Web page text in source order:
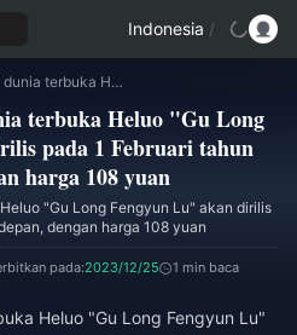
Indonesia /
RPG seni bela diri dunia terbuka Heluo "Gu Long Fengyun Lu" akan dirilis pada 1 Februari tahun depan, dengan harga 108 yuan
terbuka Heluo "Gu Long
pada 1 Februari tahun
harga 108 yuan
"Gu Long Fengyun Lu" akan dirilis
dengan harga 108 yuan
pada:2023/12/25 1 min baca
Heluo "Gu Long Fengyun Lu"